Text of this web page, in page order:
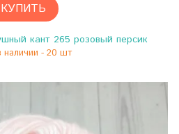
КУПИТЬ
кант 265 розовый персик
наличии - 20 шт